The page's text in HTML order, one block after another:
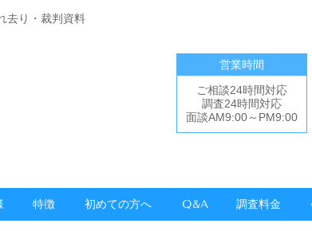
去り・裁判資料
営業時間
ご相談24時間対応
調査24時間対応
面談AM9:00～PM9:00
特徴 初めての方へ Q&A 調査料金